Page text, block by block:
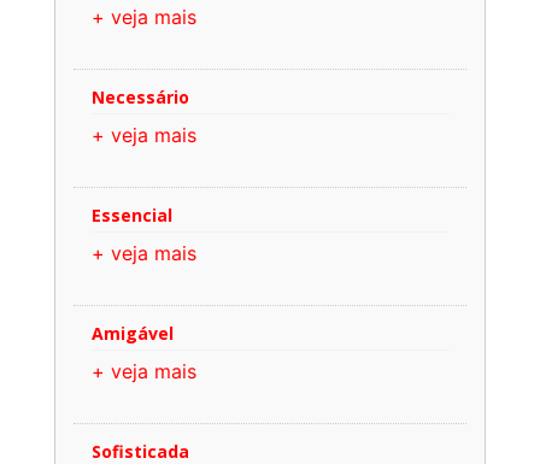
+ veja mais
Necessário
+ veja mais
Essencial
+ veja mais
Amigável
+ veja mais
Sofisticada